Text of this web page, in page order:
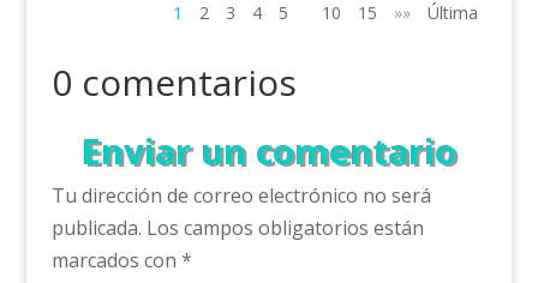
1 2 3 4 5 10 15 »» Última
0 comentarios
Enviar un comentario
Tu dirección de correo electrónico no será
publicada. Los campos obligatorios están
marcados con *